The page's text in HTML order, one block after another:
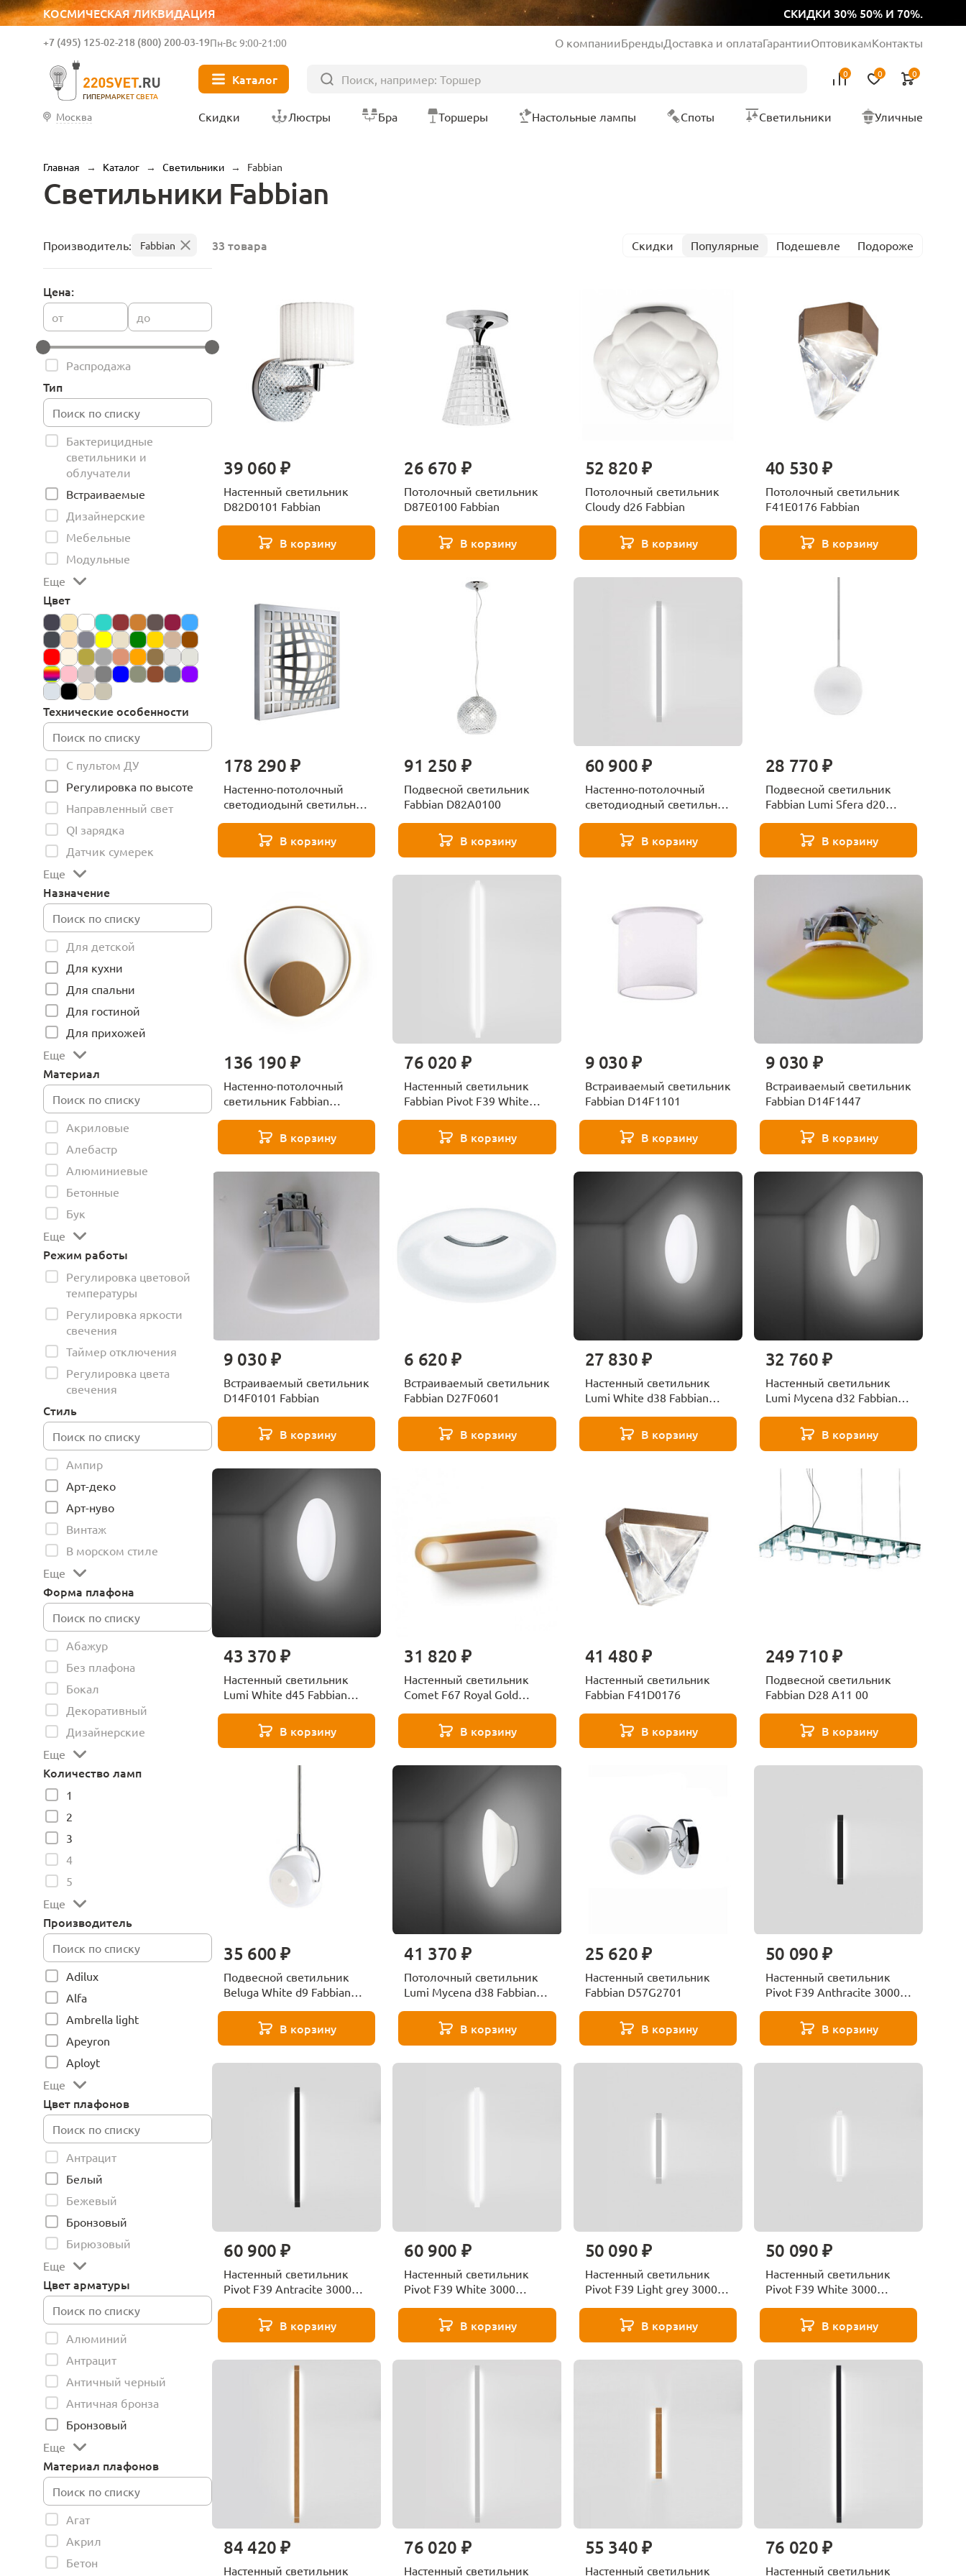
КОСМИЧЕСКАЯ ЛИКВИДАЦИЯ СКИДКИ 30% 50% И 70%.
ГИПЕРМАРКЕТ СВЕТА
+7 (495) 125-02-218 (800) 200-03-19Пн-Вс 9:00-21:00 О компанииБрендыДоставка и оплатаГарантииОптовикамКонтакты
Каталог 0 0 0
Москва Скидки Люстры Бра Торшеры Настольные лампы Споты Светильники Уличные
Главная → Каталог → Светильники → Fabbian
Светильники Fabbian
Производитель: Fabbian
Цена:
от до
Распродажа
Тип
Бактерицидные
светильники и
облучатели
Встраиваемые
Дизайнерские
Мебельные
Модульные
Еще
Цвет
Технические особенности
С пультом ДУ
Регулировка по высоте
Направленный свет
QI зарядка
Датчик сумерек
Еще
Назначение
Для детской
Для кухни
Для спальни
Для гостиной
Для прихожей
Еще
Материал
Акриловые
Алебастр
Алюминиевые
Бетонные
Бук
Еще
Режим работы
Регулировка цветовой
температуры
Регулировка яркости
свечения
Таймер отключения
Регулировка цвета
свечения
Стиль
Ампир
Арт-деко
Арт-нуво
Винтаж
В морском стиле
Еще
Форма плафона
Абажур
Без плафона
Бокал
Декоративный
Дизайнерские
Еще
Количество ламп
1
2
3
4
5
Еще
Производитель
Adilux
Alfa
Ambrella light
Apeyron
Aployt
Еще
Цвет плафонов
Антрацит
Белый
Бежевый
Бронзовый
Бирюзовый
Еще
Цвет арматуры
Алюминий
Антрацит
Античный черный
Античная бронза
Бронзовый
Еще
Материал плафонов
Агат
Акрил
Бетон
33 товара Скидки Популярные Подешевле Подороже
39 060 ₽
Настенный светильник
D82D0101 Fabbian
В корзину
26 670 ₽
Потолочный светильник
D87E0100 Fabbian
В корзину
52 820 ₽
Потолочный светильник
Cloudy d26 Fabbian
В корзину
40 530 ₽
Потолочный светильник
F41E0176 Fabbian
В корзину
178 290 ₽
Настенно-потолочный
светодиодынй светильник
В корзину
91 250 ₽
Подвесной светильник
Fabbian D82A0100
В корзину
60 900 ₽
Настенно-потолочный
светодиодный светильник
Fabbian F39G2375
В корзину
28 770 ₽
Подвесной светильник
Fabbian Lumi Sfera d20
В корзину
136 190 ₽
Настенно-потолочный
светильник Fabbian
В корзину
76 020 ₽
Настенный светильник
Fabbian Pivot F39 White
В корзину
9 030 ₽
Встраиваемый светильник
Fabbian D14F1101
В корзину
9 030 ₽
Встраиваемый светильник
Fabbian D14F1447
В корзину
9 030 ₽
Встраиваемый светильник
D14F0101 Fabbian
В корзину
6 620 ₽
Встраиваемый светильник
Fabbian D27F0601
В корзину
27 830 ₽
Настенный светильник
Lumi White d38 Fabbian
В корзину
32 760 ₽
Настенный светильник
Lumi Mycena d32 Fabbian
В корзину
43 370 ₽
Настенный светильник
Lumi White d45 Fabbian
В корзину
31 820 ₽
Настенный светильник
Comet F67 Royal Gold
В корзину
41 480 ₽
Настенный светильник
Fabbian F41D0176
В корзину
249 710 ₽
Подвесной светильник
Fabbian D28 A11 00
В корзину
35 600 ₽
Подвесной светильник
Beluga White d9 Fabbian
В корзину
41 370 ₽
Потолочный светильник
Lumi Mycena d38 Fabbian
В корзину
25 620 ₽
Настенный светильник
Fabbian D57G2701
В корзину
50 090 ₽
Настенный светильник
Pivot F39 Anthracite 3000
В корзину
60 900 ₽
Настенный светильник
Pivot F39 Antracite 3000
В корзину
60 900 ₽
Настенный светильник
Pivot F39 White 3000
В корзину
50 090 ₽
Настенный светильник
Pivot F39 Light grey 3000
В корзину
50 090 ₽
Настенный светильник
Pivot F39 White 3000
В корзину
84 420 ₽
Настенный светильник
76 020 ₽
Настенный светильник
55 340 ₽
Настенный светильник
76 020 ₽
Настенный светильник